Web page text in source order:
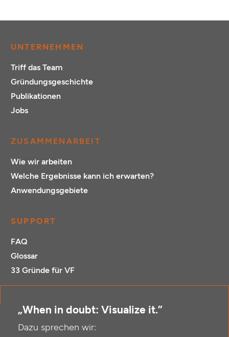
UNTERNEHMEN
Triff das Team
Gründungsgeschichte
Publikationen
Jobs
ZUSAMMENARBEIT
Wie wir arbeiten
Welche Ergebnisse kann ich erwarten?
Anwendungsgebiete
SUPPORT
FAQ
Glossar
33 Gründe für VF
„When in doubt: Visualize it.”
Dazu sprechen wir: